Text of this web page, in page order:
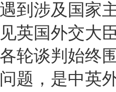
到涉及国家
英国外交大
轮谈判始终
题，是中英